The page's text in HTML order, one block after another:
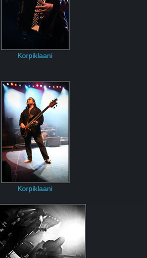
Korpiklaani
Korpiklaani